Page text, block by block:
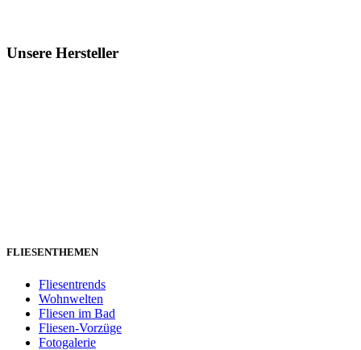
Unsere Hersteller
FLIESENTHEMEN
Fliesentrends
Wohnwelten
Fliesen im Bad
Fliesen-Vorzüge
Fotogalerie